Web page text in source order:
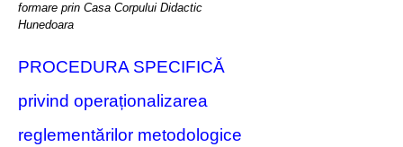
formare prin Casa Corpului Didactic
Hunedoara
PROCEDURA SPECIFICĂ
privind operaționalizarea
reglementărilor metodologice